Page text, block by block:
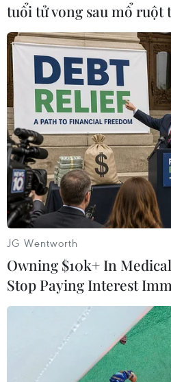
#Meta #Facebook
#quảng
#vi phạm luật pháp của EU
Theo dõi VietnamPlus
tuổi tử vong sau mổ ruột
JG Wentworth
Owning $10k+ In
Stop Paying Interest